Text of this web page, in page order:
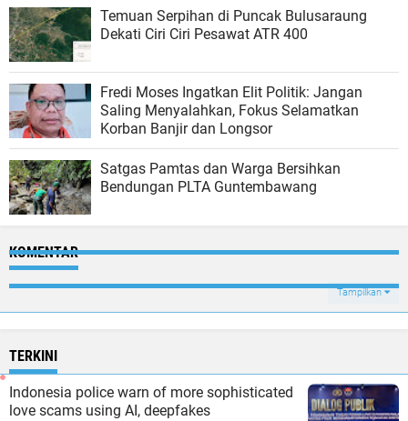
Temuan Serpihan di Puncak Bulusaraung
Dekati Ciri Ciri Pesawat ATR 400
Fredi Moses Ingatkan Elit Politik: Jangan
Saling Menyalahkan, Fokus Selamatkan
Korban Banjir dan Longsor
Satgas Pamtas dan Warga Bersihkan
Bendungan PLTA Guntembawang
KOMENTAR
Tampilkan
TERKINI
Indonesia police warn of more sophisticated
love scams using AI, deepfakes